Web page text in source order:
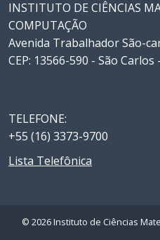
INSTITUTO DE CIÊNCIAS
COMPUTAÇÃO
Avenida Trabalhador São-
CEP: 13566-590 - São Carlos
TELEFONE:
+55 (16) 3373-9700
Lista Telefônica
© 2026 Instituto de Ciências